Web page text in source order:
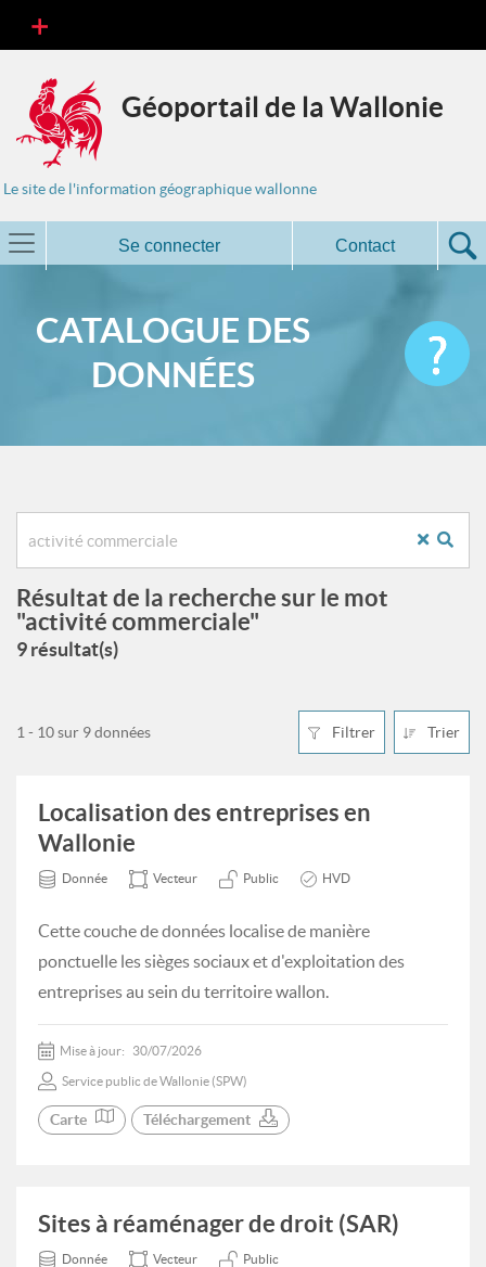
Géoportail de la Wallonie
Le site de l'information géographique wallonne
Se connecter Contact
CATALOGUE DES
DONNÉES
Résultat de la recherche sur le mot
"activité commerciale"
9 résultat(s)
Filtrer Trier
1 - 10 sur 9 données
Localisation des entreprises en
Wallonie
Donnée Vecteur Public HVD
Cette couche de données localise de manière
ponctuelle les sièges sociaux et d'exploitation des
entreprises au sein du territoire wallon.
Mise à jour: 30/07/2026
Service public de Wallonie (SPW)
Carte Téléchargement
Sites à réaménager de droit (SAR)
Donnée Vecteur Public